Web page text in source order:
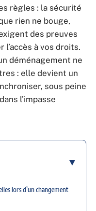
règles : la sécurité
rien ne bouge,
des preuves
l’accès à vos droits.
déménagement ne
: elle devient un
sous peine
l’impasse
lors d’un changement